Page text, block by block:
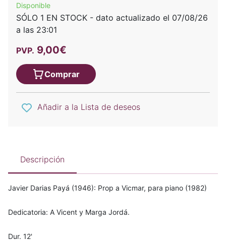
Disponible
SÓLO 1 EN STOCK - dato actualizado el 07/08/26
a las 23:01
PVP. 9,00€
Comprar
Añadir a la Lista de deseos
Descripción
Javier Darias Payá (1946): Prop a Vicmar, para piano (1982)
Dedicatoria: A Vicent y Marga Jordá.
Dur. 12'